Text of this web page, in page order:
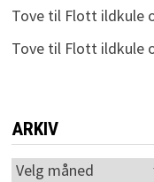
Tovetil Flott ildkule
Tovetil Flott ildkule
ARKIV
Arkiv